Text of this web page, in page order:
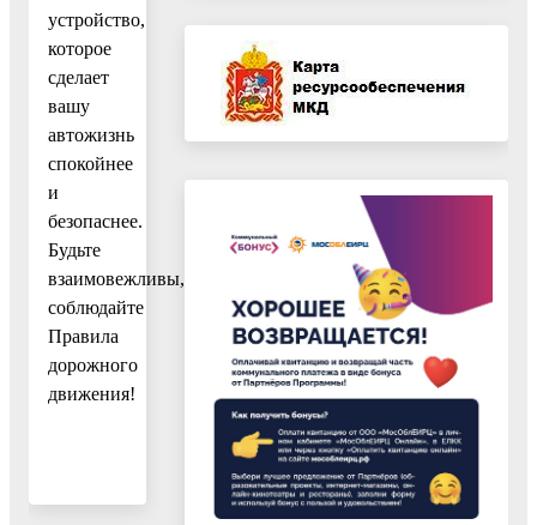
устройство,
которое
сделает
вашу
автожизнь
спокойнее
и
безопаснее.
Будьте
взаимовежливы,
соблюдайте
Правила
дорожного
движения!